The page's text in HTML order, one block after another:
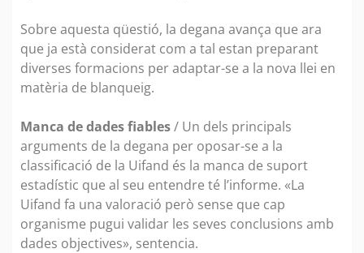
Sobre aquesta qüestió, la degana avança que ara
que ja està considerat com a tal estan preparant
diverses formacions per adaptar-se a la nova llei en
matèria de blanqueig.
Manca de dades fiables/ Un dels principals
arguments de la degana per oposar-se a la
classificació de la Uifand és la manca de suport
estadístic que al seu entendre té l’informe. «La
Uifand fa una valoració però sense que cap
organisme pugui validar les seves conclusions amb
dades objectives», sentencia.